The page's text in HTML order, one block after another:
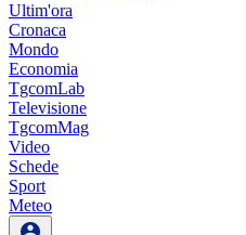
Ultim'ora
Cronaca
Mondo
Economia
TgcomLab
Televisione
TgcomMag
Video
Schede
Sport
Meteo